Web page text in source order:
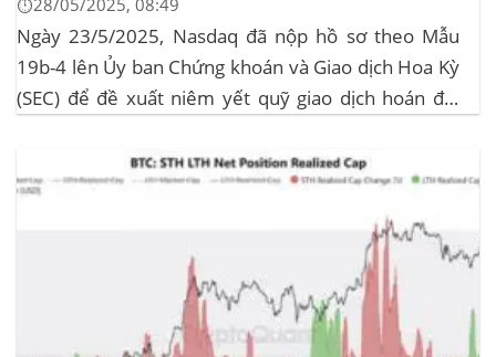
⏱️28/05/2025, 08:49
Ngày 23/5/2025, Nasdaq đã nộp hồ sơ theo Mẫu
19b-4 lên Ủy ban Chứng khoán và Giao dịch Hoa Kỳ
(SEC) để đề xuất niêm yết quỹ giao dịch hoán đổi
trình xem xét chính thức của SEC đối với...